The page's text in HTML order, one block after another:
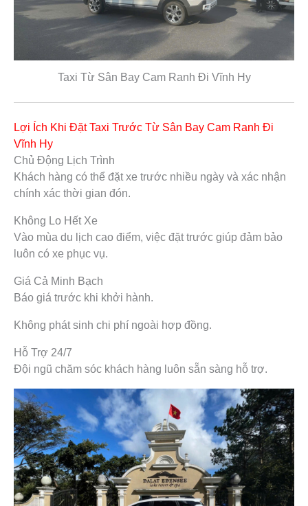
Taxi Từ Sân Bay Cam Ranh Đi Vĩnh Hy
Lợi Ích Khi Đặt Taxi Trước Từ Sân Bay Cam Ranh Đi
Vĩnh Hy
Chủ Động Lịch Trình
Khách hàng có thể đặt xe trước nhiều ngày và xác nhận
chính xác thời gian đón.
Không Lo Hết Xe
Vào mùa du lịch cao điểm, việc đặt trước giúp đảm bảo
luôn có xe phục vụ.
Giá Cả Minh Bạch
Báo giá trước khi khởi hành.
Không phát sinh chi phí ngoài hợp đồng.
Hỗ Trợ 24/7
Đội ngũ chăm sóc khách hàng luôn sẵn sàng hỗ trợ.